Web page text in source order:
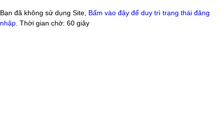
Bạn đã không sử dụng Site, Bấm vào đây để duy trì trạng thái đăng
nhập . Thời gian chờ: 60 giây